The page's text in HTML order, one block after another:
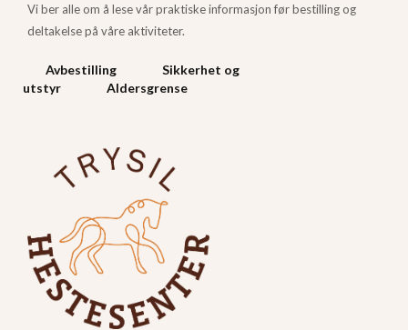
Vi ber alle om å lese vår praktiske informasjon før bestilling og
deltakelse på våre aktiviteter.
Avbestilling
Sikkerhet og
utstyr
Aldersgrense